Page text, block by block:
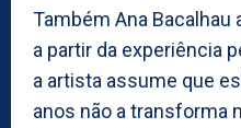
Também Ana
a partir da experiência
a artista assume que
anos não a transforma